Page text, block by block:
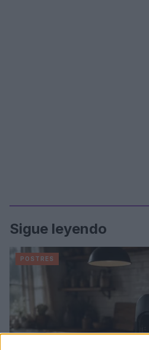
Sigue leyendo
POSTRES